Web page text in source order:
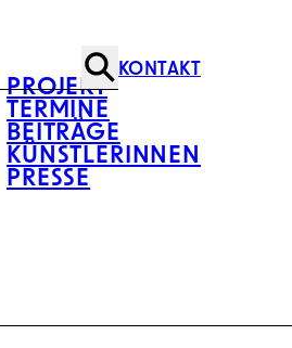
KONTAKT
PROJEKT
TERMINE
BEITRÄGE
KÜNSTLERINNEN
PRESSE